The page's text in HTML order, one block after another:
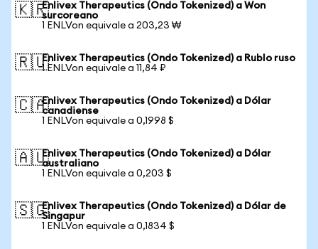
🇰🇷Enlivex Therapeutics (Ondo Tokenized) a Won
surcoreano
1 ENLVon equivale a 203,23 ₩
🇷🇺Enlivex Therapeutics (Ondo Tokenized) a Rublo ruso
1 ENLVon equivale a 11,84 ₽
🇨🇦Enlivex Therapeutics (Ondo Tokenized) a Dólar
canadiense
1 ENLVon equivale a 0,1998 $
🇦🇺Enlivex Therapeutics (Ondo Tokenized) a Dólar
australiano
1 ENLVon equivale a 0,203 $
🇸🇬Enlivex Therapeutics (Ondo Tokenized) a Dólar de
Singapur
1 ENLVon equivale a 0,1834 $